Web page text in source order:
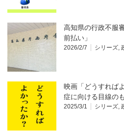
高知県の行政不服
前払い」
2026/2/7 シリーズ,
映画「どうすれば
症に向ける目線の
2025/3/1 シリーズ,